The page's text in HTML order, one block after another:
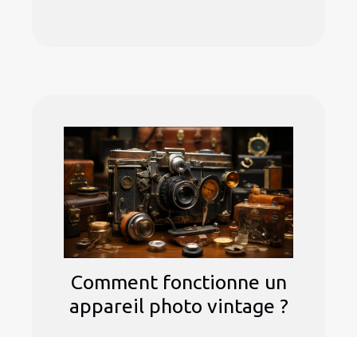
Comment fonctionne un
appareil photo vintage ?